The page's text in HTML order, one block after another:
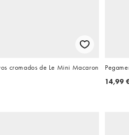
cromados de Le Mini Macaron
14,99